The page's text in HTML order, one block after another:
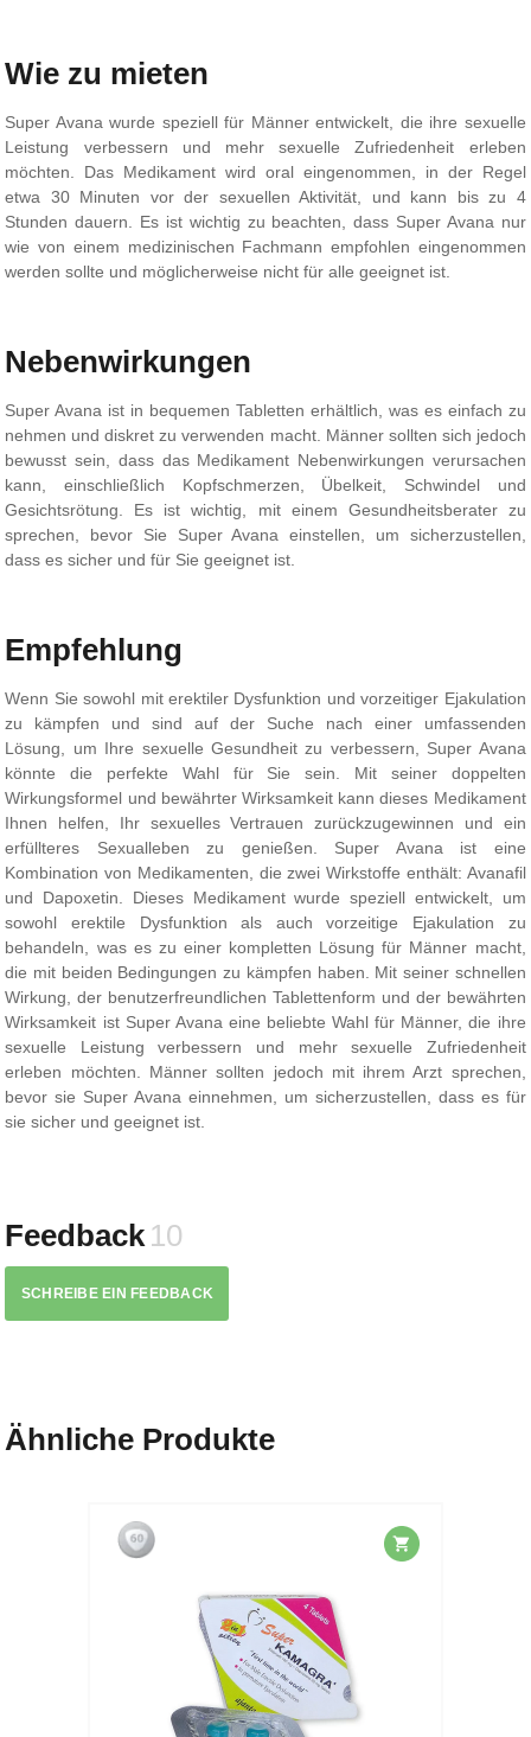
Wie zu mieten
Super Avana wurde speziell für Männer entwickelt, die ihre sexuelle
Leistung verbessern und mehr sexuelle Zufriedenheit erleben
möchten. Das Medikament wird oral eingenommen, in der Regel
etwa 30 Minuten vor der sexuellen Aktivität, und kann bis zu 4
Stunden dauern. Es ist wichtig zu beachten, dass Super Avana nur
wie von einem medizinischen Fachmann empfohlen eingenommen
werden sollte und möglicherweise nicht für alle geeignet ist.
Nebenwirkungen
Super Avana ist in bequemen Tabletten erhältlich, was es einfach zu
nehmen und diskret zu verwenden macht. Männer sollten sich jedoch
bewusst sein, dass das Medikament Nebenwirkungen verursachen
kann, einschließlich Kopfschmerzen, Übelkeit, Schwindel und
Gesichtsrötung. Es ist wichtig, mit einem Gesundheitsberater zu
sprechen, bevor Sie Super Avana einstellen, um sicherzustellen,
dass es sicher und für Sie geeignet ist.
Empfehlung
Wenn Sie sowohl mit erektiler Dysfunktion und vorzeitiger Ejakulation
zu kämpfen und sind auf der Suche nach einer umfassenden
Lösung, um Ihre sexuelle Gesundheit zu verbessern, Super Avana
könnte die perfekte Wahl für Sie sein. Mit seiner doppelten
Wirkungsformel und bewährter Wirksamkeit kann dieses Medikament
Ihnen helfen, Ihr sexuelles Vertrauen zurückzugewinnen und ein
erfüllteres Sexualleben zu genießen. Super Avana ist eine
Kombination von Medikamenten, die zwei Wirkstoffe enthält: Avanafil
und Dapoxetin. Dieses Medikament wurde speziell entwickelt, um
sowohl erektile Dysfunktion als auch vorzeitige Ejakulation zu
behandeln, was es zu einer kompletten Lösung für Männer macht,
die mit beiden Bedingungen zu kämpfen haben. Mit seiner schnellen
Wirkung, der benutzerfreundlichen Tablettenform und der bewährten
Wirksamkeit ist Super Avana eine beliebte Wahl für Männer, die ihre
sexuelle Leistung verbessern und mehr sexuelle Zufriedenheit
erleben möchten. Männer sollten jedoch mit ihrem Arzt sprechen,
bevor sie Super Avana einnehmen, um sicherzustellen, dass es für
sie sicher und geeignet ist.
Feedback10
SCHREIBE EIN FEEDBACK
Ähnliche Produkte